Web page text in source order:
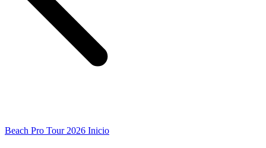
Beach Pro Tour 2026 Inicio